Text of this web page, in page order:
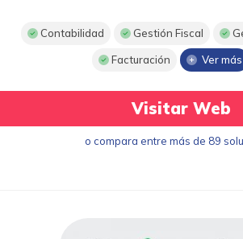
Contabilidad Gestión Fiscal
Facturación Ver más
Visitar Web
o compara entre más de 89